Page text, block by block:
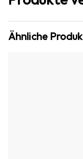
Ähnliche